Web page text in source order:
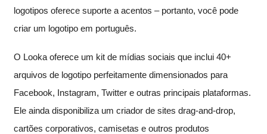
logotipos oferece suporte a acentos – portanto, você pode
criar um logotipo em português.
O Looka oferece um kit de mídias sociais que inclui 40+
arquivos de logotipo perfeitamente dimensionados para
Facebook, Instagram, Twitter e outras principais plataformas.
Ele ainda disponibiliza um criador de sites drag-and-drop,
cartões corporativos, camisetas e outros produtos